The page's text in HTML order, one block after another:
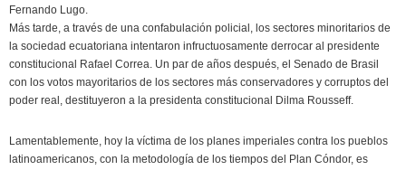
Fernando Lugo.
Más tarde, a través de una confabulación policial, los sectores minoritarios de
la sociedad ecuatoriana intentaron infructuosamente derrocar al presidente
constitucional Rafael Correa. Un par de años después, el Senado de Brasil
con los votos mayoritarios de los sectores más conservadores y corruptos del
poder real, destituyeron a la presidenta constitucional Dilma Rousseff.
Lamentablemente, hoy la víctima de los planes imperiales contra los pueblos
latinoamericanos, con la metodología de los tiempos del Plan Cóndor, es